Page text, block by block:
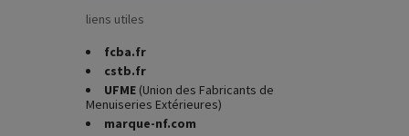
liens utiles
fcba.fr
cstb.fr
UFME (Union des Fabricants de
Menuiseries Extérieures)
marque-nf.com